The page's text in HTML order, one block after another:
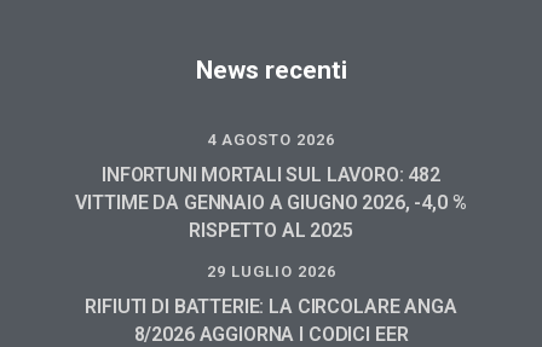
News recenti
4 AGOSTO 2026
INFORTUNI MORTALI SUL LAVORO: 482
VITTIME DA GENNAIO A GIUGNO 2026, -4,0 %
RISPETTO AL 2025
29 LUGLIO 2026
RIFIUTI DI BATTERIE: LA CIRCOLARE ANGA
8/2026 AGGIORNA I CODICI EER